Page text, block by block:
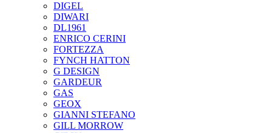
DIGEL
DIWARI
DL1961
ENRICO CERINI
FORTEZZA
FYNCH HATTON
G DESIGN
GARDEUR
GAS
GEOX
GIANNI STEFANO
GILL MORROW